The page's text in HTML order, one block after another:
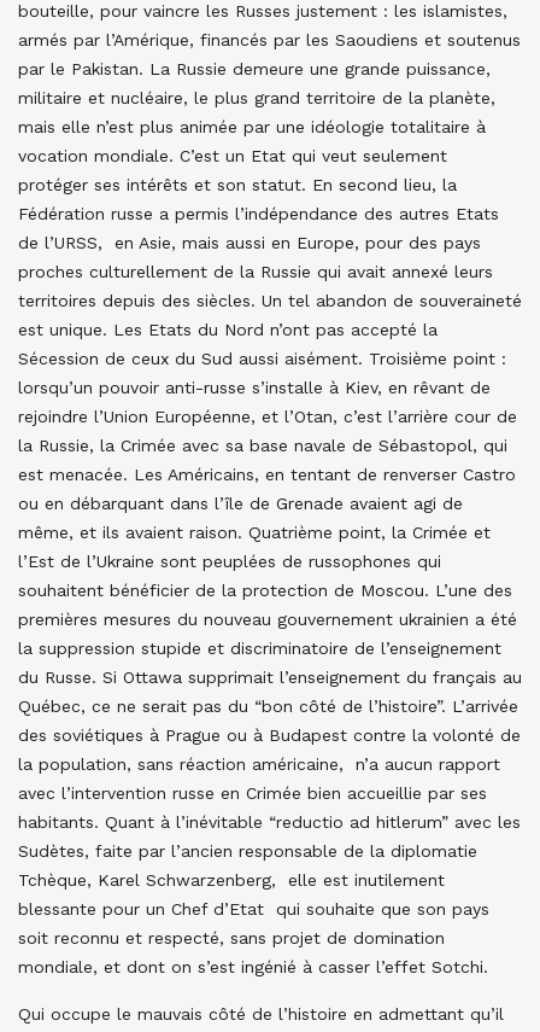
bouteille, pour vaincre les Russes justement : les islamistes,
armés par l’Amérique, financés par les Saoudiens et soutenus
par le Pakistan. La Russie demeure une grande puissance,
militaire et nucléaire, le plus grand territoire de la planète,
mais elle n’est plus animée par une idéologie totalitaire à
vocation mondiale. C’est un Etat qui veut seulement
protéger ses intérêts et son statut. En second lieu, la
Fédération russe a permis l’indépendance des autres Etats
de l’URSS, en Asie, mais aussi en Europe, pour des pays
proches culturellement de la Russie qui avait annexé leurs
territoires depuis des siècles. Un tel abandon de souveraineté
est unique. Les Etats du Nord n’ont pas accepté la
Sécession de ceux du Sud aussi aisément. Troisième point :
lorsqu’un pouvoir anti-russe s’installe à Kiev, en rêvant de
rejoindre l’Union Européenne, et l’Otan, c’est l’arrière cour de
la Russie, la Crimée avec sa base navale de Sébastopol, qui
est menacée. Les Américains, en tentant de renverser Castro
ou en débarquant dans l’île de Grenade avaient agi de
même, et ils avaient raison. Quatrième point, la Crimée et
l’Est de l’Ukraine sont peuplées de russophones qui
souhaitent bénéficier de la protection de Moscou. L’une des
premières mesures du nouveau gouvernement ukrainien a été
la suppression stupide et discriminatoire de l’enseignement
du Russe. Si Ottawa supprimait l’enseignement du français au
Québec, ce ne serait pas du “bon côté de l’histoire”. L’arrivée
des soviétiques à Prague ou à Budapest contre la volonté de
la population, sans réaction américaine, n’a aucun rapport
avec l’intervention russe en Crimée bien accueillie par ses
habitants. Quant à l’inévitable “reductio ad hitlerum” avec les
Sudètes, faite par l’ancien responsable de la diplomatie
Tchèque, Karel Schwarzenberg, elle est inutilement
blessante pour un Chef d’Etat qui souhaite que son pays
soit reconnu et respecté, sans projet de domination
mondiale, et dont on s’est ingénié à casser l’effet Sotchi.
Qui occupe le mauvais côté de l’histoire en admettant qu’il